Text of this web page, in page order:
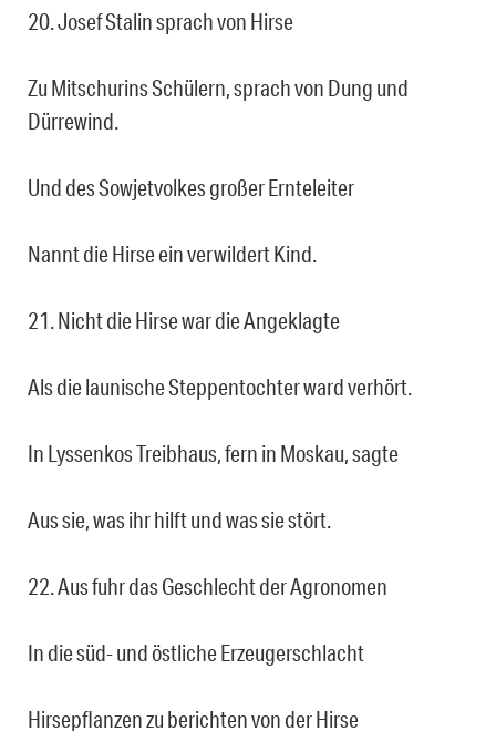
20. Josef Stalin sprach von Hirse
Zu Mitschurins Schülern, sprach von Dung und
Dürrewind.
Und des Sowjetvolkes großer Ernteleiter
Nannt die Hirse ein verwildert Kind.
21. Nicht die Hirse war die Angeklagte
Als die launische Steppentochter ward verhört.
In Lyssenkos Treibhaus, fern in Moskau, sagte
Aus sie, was ihr hilft und was sie stört.
22. Aus fuhr das Geschlecht der Agronomen
In die süd- und östliche Erzeugerschlacht
Hirsepflanzen zu berichten von der Hirse